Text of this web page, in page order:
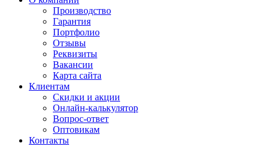
Производство
Гарантия
Портфолио
Отзывы
Реквизиты
Вакансии
Карта сайта
Клиентам
Скидки и акции
Онлайн-калькулятор
Вопрос-ответ
Оптовикам
Контакты